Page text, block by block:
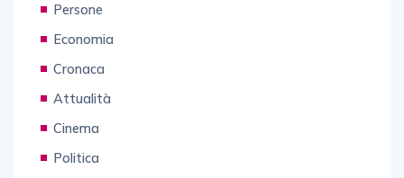
Persone
Economia
Cronaca
Attualità
Cinema
Politica